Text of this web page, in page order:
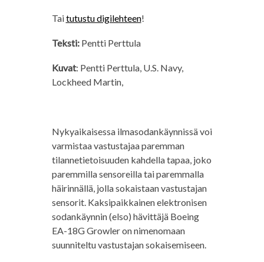
Taitutustu digilehteen!
Teksti: Pentti Perttula
Kuvat: Pentti Perttula, U.S. Navy,
Lockheed Martin,
Nykyaikaisessa ilmasodankäynnissä voi
varmistaa vastustajaa paremman
tilannetietoisuuden kahdella tapaa, joko
paremmilla sensoreilla tai paremmalla
häirinnällä, jolla sokaistaan vastustajan
sensorit. Kaksipaikkainen elektronisen
sodankäynnin (elso) hävittäjä Boeing
EA-18G Growler on nimenomaan
suunniteltu vastustajan sokaisemiseen.